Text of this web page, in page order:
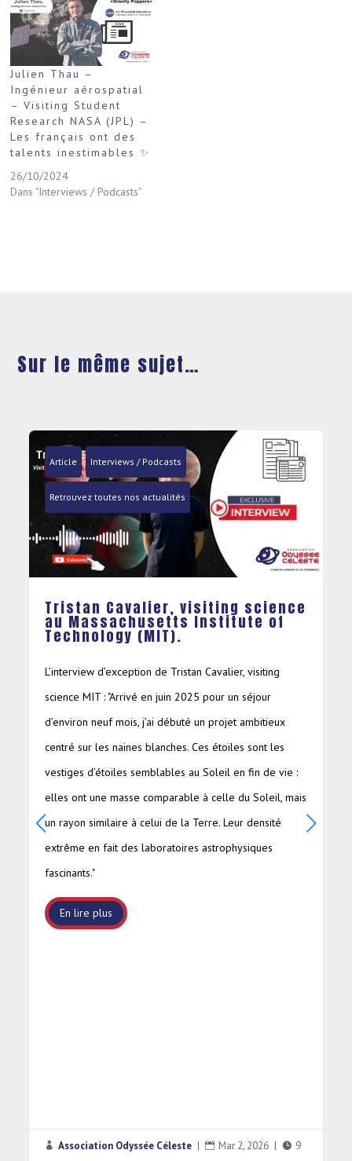
Julien Thau –
Ingénieur aérospatial
– Visiting Student
Research NASA (JPL) –
Les français ont des
talents inestimables ✨
26/10/2024
Dans "Interviews / Podcasts"
Sur le même sujet…
Article Interviews / Podcasts
Retrouvez toutes nos actualités
Tristan Cavalier, visiting science
au Massachusetts Institute of
Technology (MIT).
L’interview d’exception de Tristan Cavalier, visiting
science MIT : "Arrivé en juin 2025 pour un séjour
d’environ neuf mois, j’ai débuté un projet ambitieux
centré sur les naines blanches. Ces étoiles sont les
vestiges d’étoiles semblables au Soleil en fin de vie :
elles ont une masse comparable à celle du Soleil, mais
un rayon similaire à celui de la Terre. Leur densité
extrême en fait des laboratoires astrophysiques
fascinants."
En lire plus
 Association Odyssée Céleste |  Mar 2, 2026 |  9